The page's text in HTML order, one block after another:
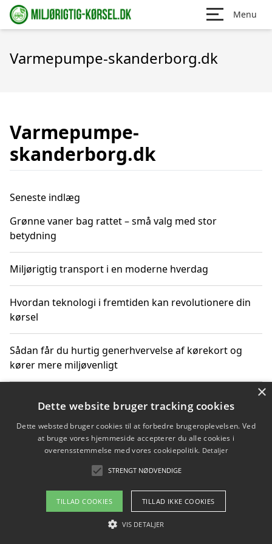
Menu
Varmepumpe-skanderborg.dk
Varmepumpe-
skanderborg.dk
Seneste indlæg
Grønne vaner bag rattet – små valg med stor
betydning
Miljørigtig transport i en moderne hverdag
Hvordan teknologi i fremtiden kan revolutionere din
kørsel
Sådan får du hurtig generhvervelse af kørekort og
kører mere miljøvenligt
Gentofte
Copyright 2026 - Pilanto Aps
×
Dette website bruger tracking cookies
Dette websted bruger cookies til at forbedre brugeroplevelsen. Ved
at bruge vores hjemmeside accepterer du alle cookies i
overensstemmelse med vores cookiepolitik. Detaljer
STRENGT NØDVENDIGE
TILLAD COOKIES TILLAD IKKE COOKIES
VIS DETALJER